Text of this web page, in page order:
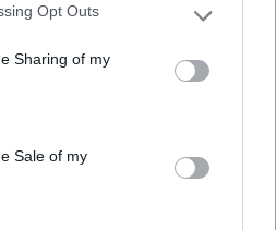
app uses one or more Google
behaviour. You may click to
and its third-party tags to
purposes in below Google
Opt Outs
Sharing of my
Sale of my